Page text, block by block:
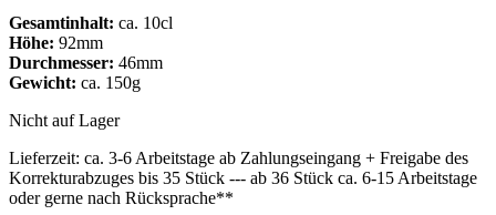
Gesamtinhalt: ca. 10cl
Höhe: 92mm
Durchmesser: 46mm
Gewicht: ca. 150g
Nicht auf Lager
Lieferzeit: ca. 3-6 Arbeitstage ab Zahlungseingang + Freigabe des
Korrekturabzuges bis 35 Stück --- ab 36 Stück ca. 6-15 Arbeitstage
oder gerne nach Rücksprache**